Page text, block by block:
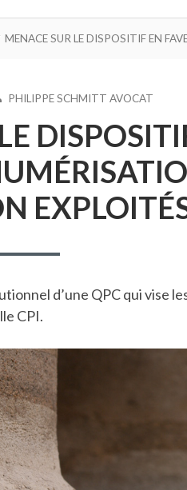
MENACE SUR LE DISPOSITIF EN
PHILIPPE SCHMITT AVOCAT
d’une QPC qui vise
CPI.